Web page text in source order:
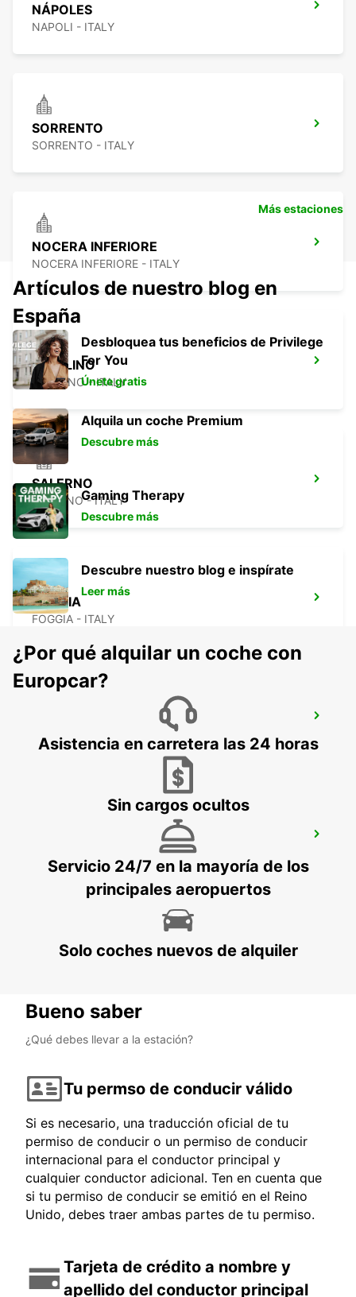
NÁPOLES
NAPOLI - ITALY
SORRENTO
SORRENTO - ITALY
NOCERA INFERIORE
NOCERA INFERIORE - ITALY
AVELLINO
AVELLINO - ITALY
SALERNO
SALERNO - ITALY
FOGGIA
FOGGIA - ITALY
LATINA - ITALY
Más estaciones
Artículos de nuestro blog en
España
Desbloquea tus beneficios de Privilege
For You
Únete gratis
Alquila un coche Premium
Descubre más
Gaming Therapy
Descubre más
Descubre nuestro blog e inspírate
Leer más
¿Por qué alquilar un coche con
Europcar?
Asistencia en carretera las 24 horas
Sin cargos ocultos
Servicio 24/7 en la mayoría de los
principales aeropuertos
Solo coches nuevos de alquiler
Bueno saber
¿Qué debes llevar a la estación?
Tu permso de conducir válido
Si es necesario, una traducción oficial de tu
permiso de conducir o un permiso de conducir
internacional para el conductor principal y
cualquier conductor adicional. Ten en cuenta que
si tu permiso de conducir se emitió en el Reino
Unido, debes traer ambas partes de tu permiso.
Tarjeta de crédito a nombre y
apellido del conductor principal